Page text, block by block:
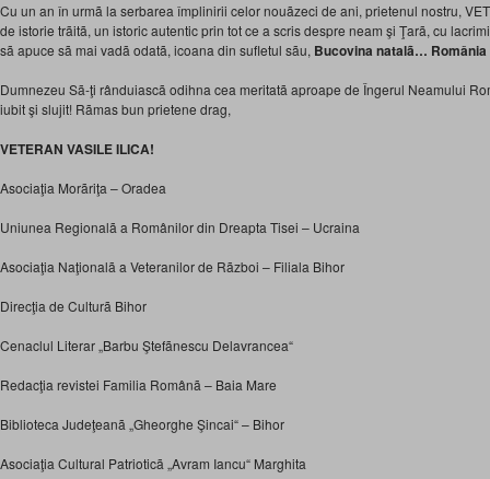
Cu un an în urmã la serbarea împlinirii celor nouãzeci de ani, prietenul nostru,
de istorie trãitã, un istoric autentic prin tot ce a scris despre neam şi Ţarã, cu
sã apuce sã mai vadã odatã, icoana din sufletul sãu, Bucovina natalã…
Dumnezeu Sã-ţi rânduiascã odihna cea meritatã aproape de Îngerul Neamului
iubit şi slujit! Rãmas bun prietene drag,
VETERAN VASILE ILICA!
Asociaţia Morãriţa – Oradea
Uniunea Regionalã a Românilor din Dreapta Tisei – Ucraina
Asociaţia Naţionalã a Veteranilor de Rãzboi – Filiala Bihor
Direcţia de Culturã Bihor
Cenaclul Literar „Barbu Ştefãnescu Delavrancea“
Redacţia revistei Familia Românã – Baia Mare
Biblioteca Judeţeanã „Gheorghe Şincai“ – Bihor
Asociaţia Cultural Patrioticã „Avram Iancu“ Marghita